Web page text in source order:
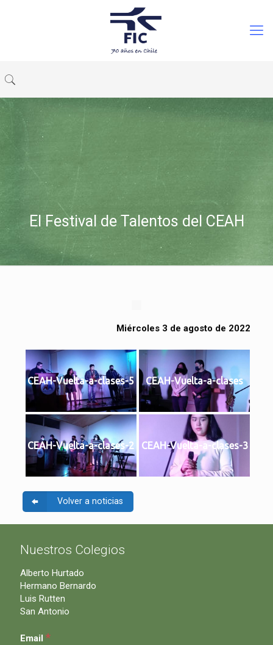
El Festival de Talentos del CEAH
Miércoles 3 de agosto de 2022
CEAH-Vuelta-a-clases-5 CEAH-Vuelta-a-clases
CEAH-Vuelta-a-clases-2 CEAH-Vuelta-a-clases-3
Volver a noticias
Nuestros Colegios
Alberto Hurtado
Hermano Bernardo
Luis Rutten
San Antonio
Email *